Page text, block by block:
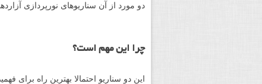
دو مورد از آن سناریوهای نورپردازی
چرا این مهم است؟
این دو سناریو احتمالا بهترین راه برای